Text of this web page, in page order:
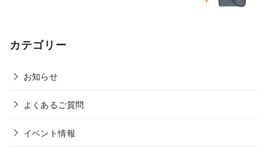
カテゴリー
お知らせ
よくあるご質問
イベント情報